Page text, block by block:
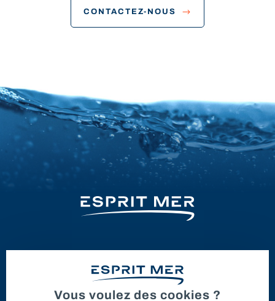
CONTACTEZ-NOUS
BATEAUX NEUFS
Vous voulez des cookies ?